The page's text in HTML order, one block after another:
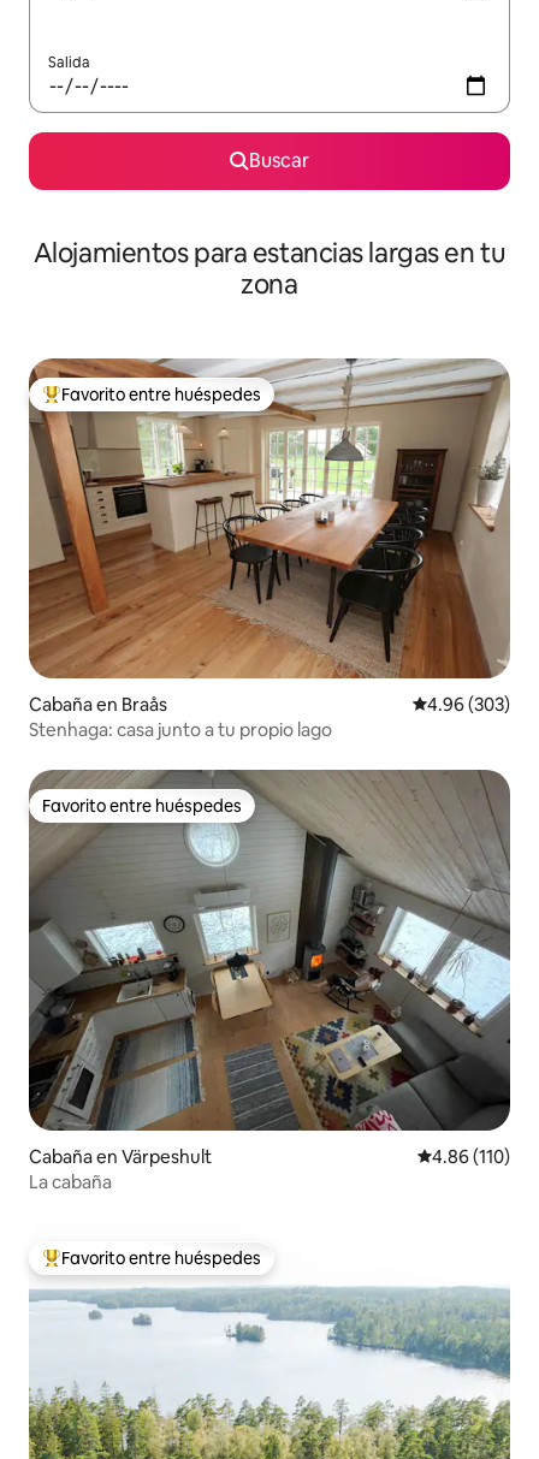
Salida
Buscar
Alojamientos para estancias largas en tu
zona
De los mejores en Favorito entre huéspedes
Favorito entre huéspedes
Cabaña en Braås Calificación
4.96 (303)
Stenhaga: casa junto a tu propio lago
Favorito entre huéspedes
Favorito entre huéspedes
Cabaña en Värpeshult Calificación
4.86 (110)
La cabaña
De los mejores en Favorito entre huéspedes
Favorito entre huéspedes